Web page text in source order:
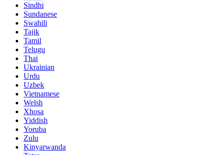
Sindhi
Sundanese
Swahili
Tajik
Tamil
Telugu
Thai
Ukrainian
Urdu
Uzbek
Vietnamese
Welsh
Xhosa
Yiddish
Yoruba
Zulu
Kinyarwanda